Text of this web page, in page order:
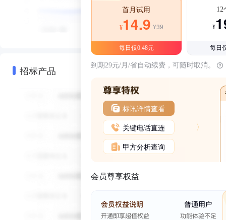
招标产品
首月试用
¥14.9 ¥39
每日仅0.48元
12
¥
每日
到期29元/月/省自动续费，可随时取消。
标讯详情查看
关键电话直连
甲方分析查询
会员尊享权益